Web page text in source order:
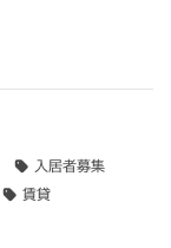
入居者募集
賃貸